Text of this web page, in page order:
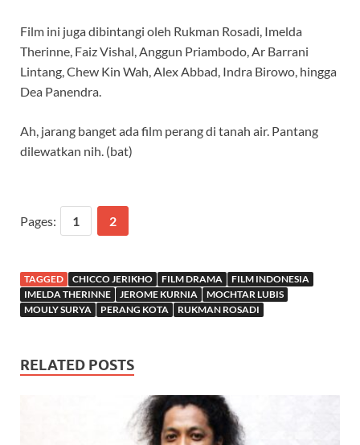
Film ini juga dibintangi oleh Rukman Rosadi, Imelda
Therinne, Faiz Vishal, Anggun Priambodo, Ar Barrani
Lintang, Chew Kin Wah, Alex Abbad, Indra Birowo, hingga
Dea Panendra.
Ah, jarang banget ada film perang di tanah air. Pantang
dilewatkan nih. (bat)
Pages: 1 2
TAGGED CHICCO JERIKHO FILM DRAMA
FILM INDONESIA
IMELDA THERINNE
JEROME KURNIA
MOCHTAR LUBIS
MOULY SURYA
PERANG KOTA RUKMAN ROSADI
RELATED POSTS